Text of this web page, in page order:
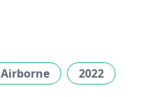
Airborne 2022